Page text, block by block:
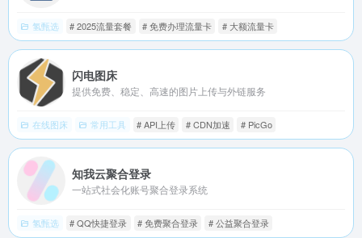
氢甄选 # 2025流量套餐 # 免费办理流量卡 # 大额流量卡
闪电图床
提供免费、稳定、高速的图片上传与外链服务
在线图床 常用工具 # API上传 # CDN加速 # PicGo
知我云聚合登录
一站式社会化账号聚合登录系统
氢甄选 # QQ快捷登录 # 免费聚合登录 # 公益聚合登录